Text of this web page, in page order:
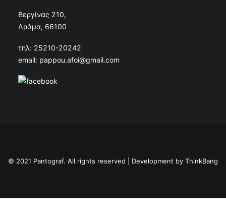
Βεργίνας 210,
Δράμα, 66100
τηλ: 25210-20242
email: pappou.afoi@gmail.com
© 2021 Pantograf. All rights reserved | Development by ThinkBang